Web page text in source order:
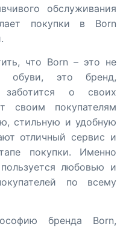
обслуживания
покупки в Born
что Born – это не
обуви, это бренд,
заботится о своих
своим покупателям
стильную и удобную
отличный сервис и
покупки. Именно
любовью и
по всему
бренда Born,